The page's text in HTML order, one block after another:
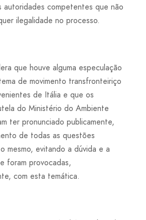
autoridades competentes que não
ilegalidade no processo.
que houve alguma especulação
de movimento transfronteiriço
de Itália e que os
do Ministério do Ambiente
ter pronunciado publicamente,
de todas as questões
mesmo, evitando a dúvida e a
foram provocadas,
com esta temática.